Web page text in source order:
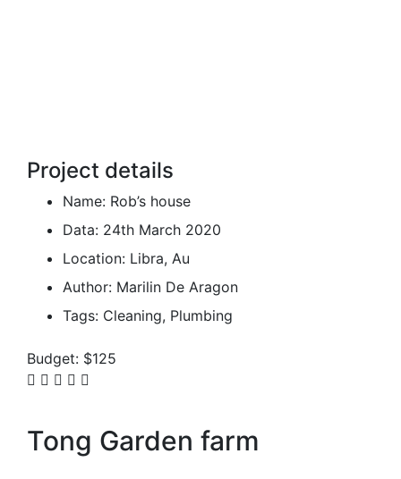
Project details
Name: Rob’s house
Data: 24th March 2020
Location: Libra, Au
Author: Marilin De Aragon
Tags: Cleaning, Plumbing
Budget: $125
Tong Garden farm